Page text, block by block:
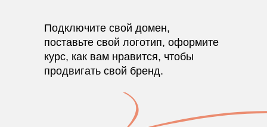
Подключите свой домен,
поставьте свой логотип, оформите
курс, как вам нравится, чтобы
продвигать свой бренд.